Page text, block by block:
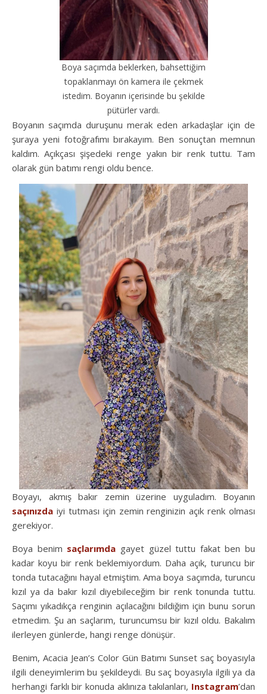
Boya saçımda beklerken, bahsettiğim
topaklanmayı ön kamera ile çekmek
istedim. Boyanın içerisinde bu şekilde
pütürler vardı.
Boyanın saçımda duruşunu merak eden arkadaşlar için de
şuraya yeni fotoğrafımı bırakayım. Ben sonuçtan memnun
kaldım. Açıkçası şişedeki renge yakın bir renk tuttu. Tam
olarak gün batımı rengi oldu bence.
Boyayı, akmış bakır zemin üzerine uyguladım. Boyanın
saçınızda iyi tutması için zemin renginizin açık renk olması
gerekiyor.
Boya benim saçlarımda gayet güzel tuttu fakat ben bu
kadar koyu bir renk beklemiyordum. Daha açık, turuncu bir
tonda tutacağını hayal etmiştim. Ama boya saçımda, turuncu
kızıl ya da bakır kızıl diyebileceğim bir renk tonunda tuttu.
Saçımı yıkadıkça renginin açılacağını bildiğim için bunu sorun
etmedim. Şu an saçlarım, turuncumsu bir kızıl oldu. Bakalım
ilerleyen günlerde, hangi renge dönüşür.
Benim, Acacia Jean’s Color Gün Batımı Sunset saç boyasıyla
ilgili deneyimlerim bu şekildeydi. Bu saç boyasıyla ilgili ya da
herhangi farklı bir konuda aklınıza takılanları, Instagram’dan